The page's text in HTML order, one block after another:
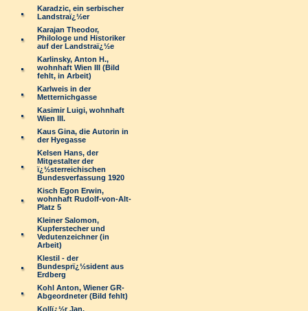
Karadzic, ein serbischer
Landstraï¿½er
Karajan Theodor,
Philologe und Historiker
auf der Landstraï¿½e
Karlinsky, Anton H.,
wohnhaft Wien III (Bild
fehlt, in Arbeit)
Karlweis in der
Metternichgasse
Kasimir Luigi, wohnhaft
Wien III.
Kaus Gina, die Autorin in
der Hyegasse
Kelsen Hans, der
Mitgestalter der
ï¿½sterreichischen
Bundesverfassung 1920
Kisch Egon Erwin,
wohnhaft Rudolf-von-Alt-
Platz 5
Kleiner Salomon,
Kupferstecher und
Vedutenzeichner (in
Arbeit)
Klestil - der
Bundesprï¿½sident aus
Erdberg
Kohl Anton, Wiener GR-
Abgeordneter (Bild fehlt)
Kollï¿½r Jan,